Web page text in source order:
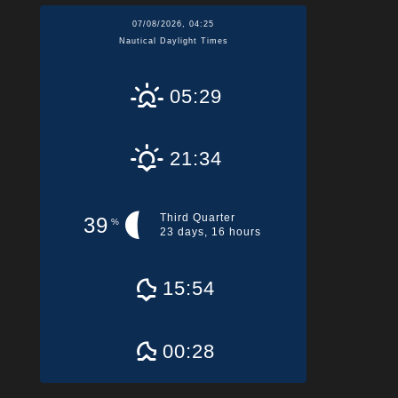
07/08/2026, 04:25
Nautical Daylight Times
05:29
21:34
39 %
Third Quarter
23 days, 16 hours
15:54
00:28